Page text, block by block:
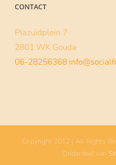
CONTACT
Plazuidplein 7
2801 WK Gouda
06-28256368
Copyright 2012 | All Rights
Onderdeel van